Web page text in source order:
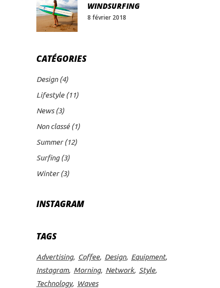
WINDSURFING
8 février 2018
CATÉGORIES
Design(4)
Lifestyle(11)
News(3)
Non classé(1)
Summer(12)
Surfing(3)
Winter(3)
INSTAGRAM
TAGS
Advertising Coffee Design
Equipment
Instagram
Morning Network
Style
Technology
Waves